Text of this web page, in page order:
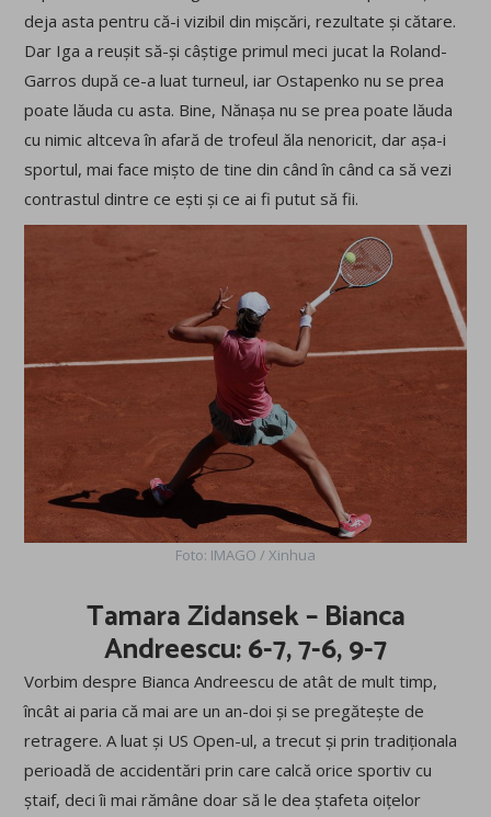
deja asta pentru că-i vizibil din mișcări, rezultate și cătare.
Dar Iga a reușit să-și câștige primul meci jucat la Roland-
Garros după ce-a luat turneul, iar Ostapenko nu se prea
poate lăuda cu asta. Bine, Nănașa nu se prea poate lăuda
cu nimic altceva în afară de trofeul ăla nenoricit, dar așa-i
sportul, mai face mișto de tine din când în când ca să vezi
contrastul dintre ce ești și ce ai fi putut să fii.
Foto: IMAGO / Xinhua
Tamara Zidansek – Bianca
Andreescu: 6-7, 7-6, 9-7
Vorbim despre Bianca Andreescu de atât de mult timp,
încât ai paria că mai are un an-doi și se pregătește de
retragere. A luat și US Open-ul, a trecut și prin tradiționala
perioadă de accidentări prin care calcă orice sportiv cu
ștaif, deci îi mai rămâne doar să le dea ștafeta oițelor